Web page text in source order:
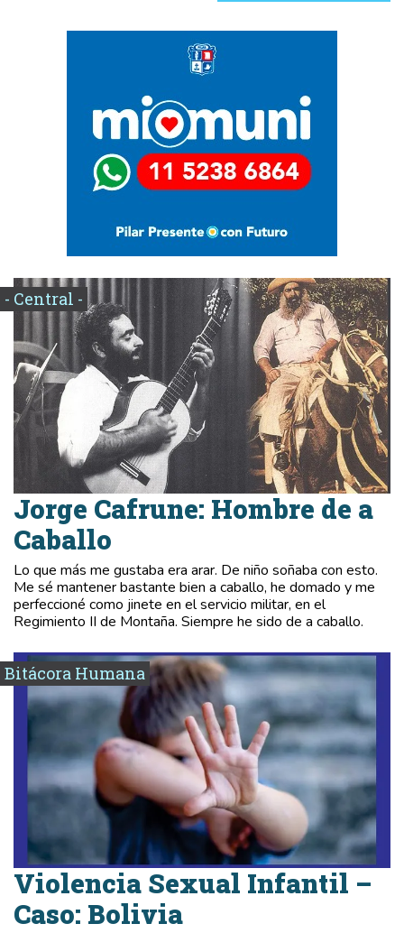
- Central -
Jorge Cafrune: Hombre de a
Caballo
Lo que más me gustaba era arar. De niño soñaba con esto.
Me sé mantener bastante bien a caballo, he domado y me
perfeccioné como jinete en el servicio militar, en el
Regimiento II de Montaña. Siempre he sido de a caballo.
Bitácora Humana
Violencia Sexual Infantil –
Caso: Bolivia